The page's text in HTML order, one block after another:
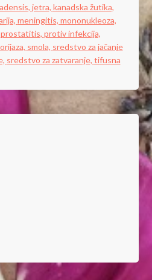
jetra, kanadska žutika,
meningitis, mononukleoza,
prostatitis, protiv infekcija,
smola, sredstvo za jačanje
sredstvo za zatvaranje, tifusna